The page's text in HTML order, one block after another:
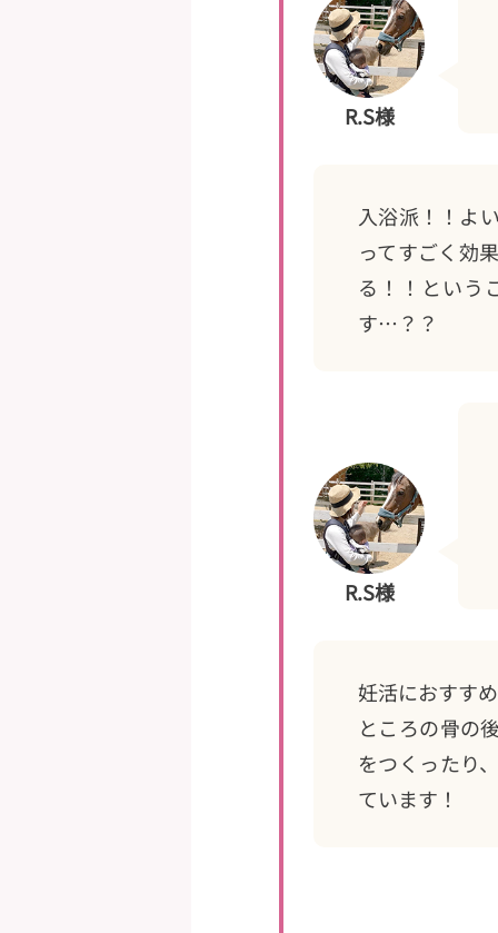
R.S様
入浴派！！よ
ってすごく効
る！！という
す…？？
R.S様
妊活におすす
ところの骨の
をつくったり
ています！